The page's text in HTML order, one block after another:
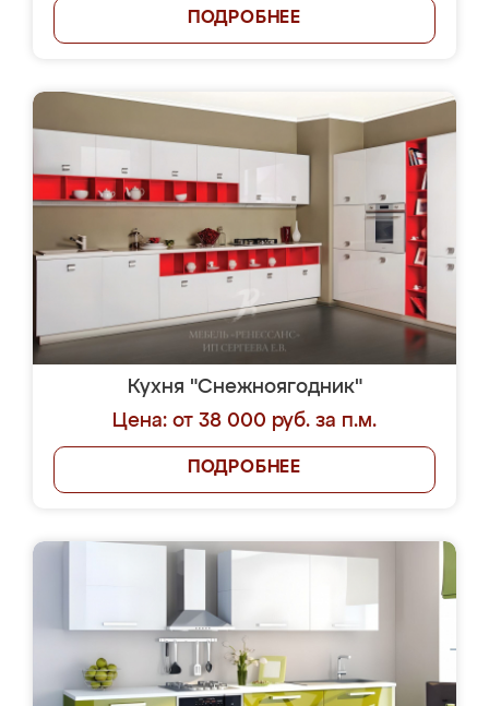
ПОДРОБНЕЕ
Кухня "Снежноягодник"
Цена: от 38 000 руб. за п.м.
ПОДРОБНЕЕ